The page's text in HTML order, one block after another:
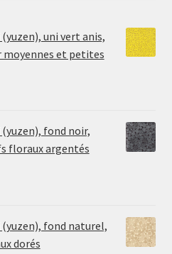
uni vert anis,
et petites
fond noir,
floraux argentés
fond naturel,
dorés